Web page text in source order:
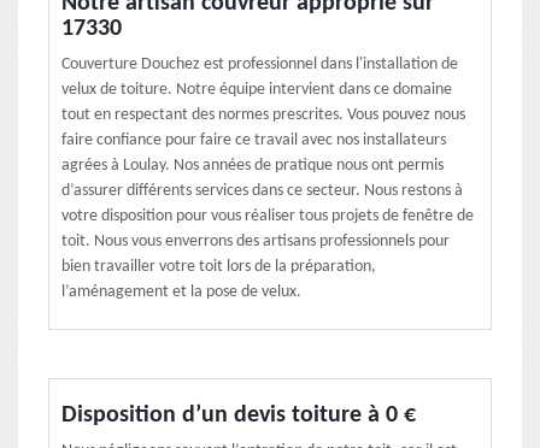
17330
Couverture Douchez est professionnel dans l'installation de
velux de toiture. Notre équipe intervient dans ce domaine
tout en respectant des normes prescrites. Vous pouvez nous
faire confiance pour faire ce travail avec nos installateurs
agrées à Loulay. Nos années de pratique nous ont permis
d’assurer différents services dans ce secteur. Nous restons à
votre disposition pour vous réaliser tous projets de fenêtre de
toit. Nous vous enverrons des artisans professionnels pour
bien travailler votre toit lors de la préparation,
l’aménagement et la pose de velux.
Disposition d’un devis toiture à 0 €